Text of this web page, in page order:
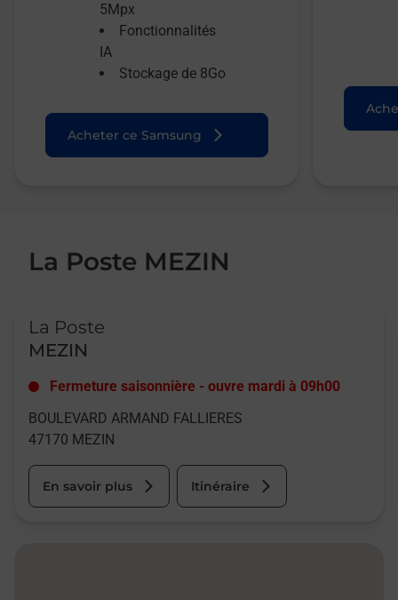
5Mpx
Fonctionnalités
IA
Stockage de 8Go
Acheter ce Samsung
La Poste MEZIN
La Poste
MEZIN
Fermeture saisonnière - ouvre mardi à 09h00
BOULEVARD ARMAND FALLIERES
47170 MEZIN
En savoir plus Itinéraire